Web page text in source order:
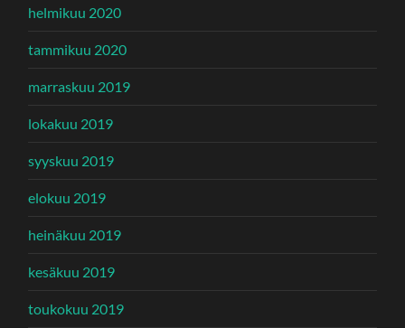
helmikuu 2020
tammikuu 2020
marraskuu 2019
lokakuu 2019
syyskuu 2019
elokuu 2019
heinäkuu 2019
kesäkuu 2019
toukokuu 2019